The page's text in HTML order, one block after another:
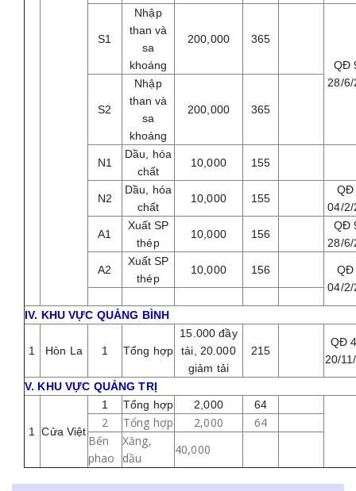
S1
Nhập
than và
sa
khoáng
200,000 365
QĐ
28/
S2
Nhập
than và
sa
khoáng
200,000 365
N1
Dầu, hóa
chất
10,000 155
N2
Dầu, hóa
chất
10,000 155
QĐ
04/
A1
Xuất SP
thép
10,000 156
QĐ
28/
A2
Xuất SP
thép
10,000 156
QĐ
04/
IV. KHU VỰC QUẢNG BÌNH
1 Hòn La 1 Tổng hợp
15.000 đầy
tải, 20.000
giảm tải
215
QĐ
20/
V. KHU VỰC QUẢNG TRỊ
1 Cửa Việt
1 Tổng hợp 2,000 64
2 Tổng hợp 2,000
64
Bến
phao
Xăng,
dầu
40,000